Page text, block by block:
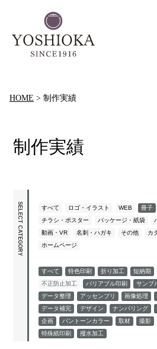
HOME > 制作実績
制作実績
SELECT CATEGORY すべて ロゴ・イラスト WEB 冊子
チラシ・ポスター
パッケージ・紙袋
動画・VR
名刺・ハガキ その他 カ
ホームページ
すべて 特色印刷 折り加工 短納期
不正防止加工
バリアブル印刷 サンプ
データ整理
アッセンブリ 画像処理
データ補完
デザイン ナンバリング
企画
パントーンカラー 取材 撮影
特殊紙印刷
撥水加工